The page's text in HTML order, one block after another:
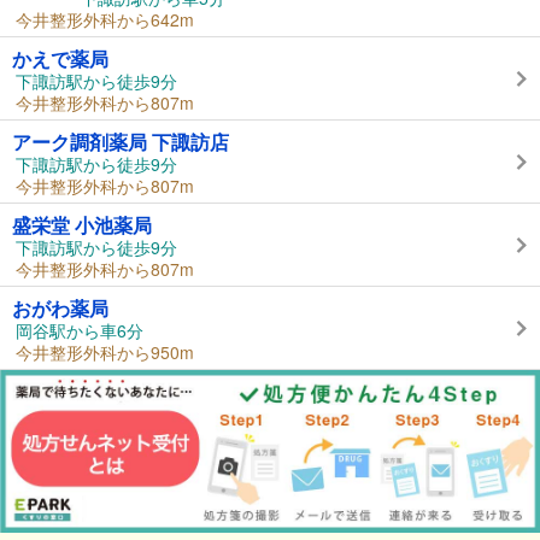
今井整形外科から642m
かえで薬局
下諏訪駅から徒歩9分
今井整形外科から807m
アーク調剤薬局 下諏訪店
下諏訪駅から徒歩9分
今井整形外科から807m
盛栄堂 小池薬局
下諏訪駅から徒歩9分
今井整形外科から807m
おがわ薬局
岡谷駅から車6分
今井整形外科から950m